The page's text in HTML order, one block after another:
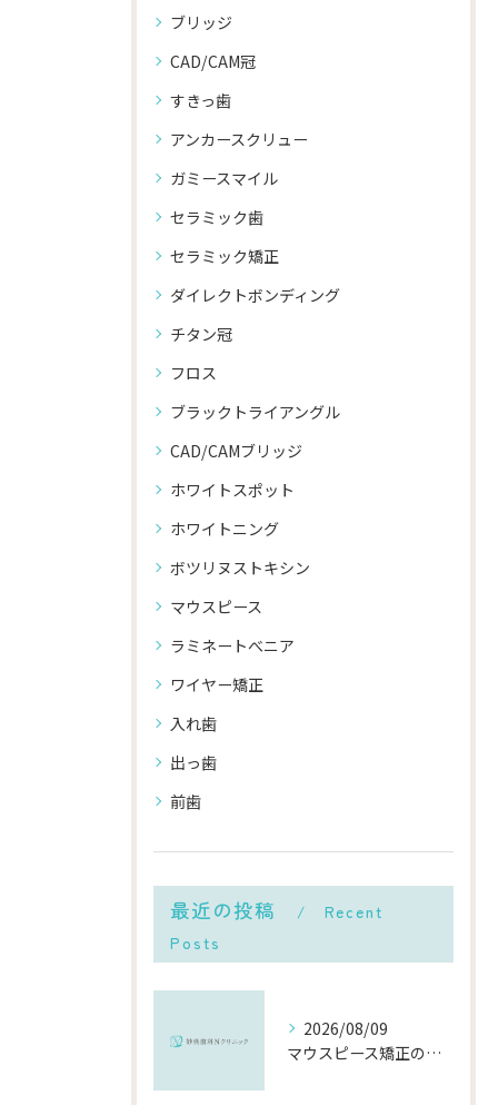
ブリッジ
CAD/CAM冠
すきっ歯
アンカースクリュー
ガミースマイル
セラミック歯
セラミック矯正
ダイレクトボンディング
チタン冠
フロス
ブラックトライアングル
CAD/CAMブリッジ
ホワイトスポット
ホワイトニング
ボツリヌストキシン
マウスピース
ラミネートべニア
ワイヤー矯正
入れ歯
出っ歯
前歯
最近の投稿
Recent
Posts
2026/08/09
マウスピース矯正の頻度や千葉県市川市での通院・交換ペースと費用を徹底解説